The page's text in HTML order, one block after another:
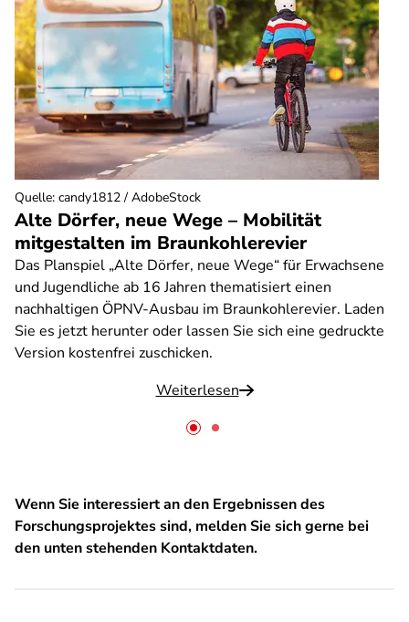
Alte Dörfer, neue Wege – Mobilität
mitgestalten im Braunkohlerevier
Das Planspiel „Alte Dörfer, neue Wege“ für Erwachsene
und Jugendliche ab 16 Jahren thematisiert einen
nachhaltigen ÖPNV-Ausbau im Braunkohlerevier. Laden
Sie es jetzt herunter oder lassen Sie sich eine gedruckte
Version kostenfrei zuschicken.
Weiterlesen
Quelle: candy1812 / AdobeStock
Wenn Sie interessiert an den Ergebnissen des
Forschungsprojektes sind, melden Sie sich gerne bei
den unten stehenden Kontaktdaten.